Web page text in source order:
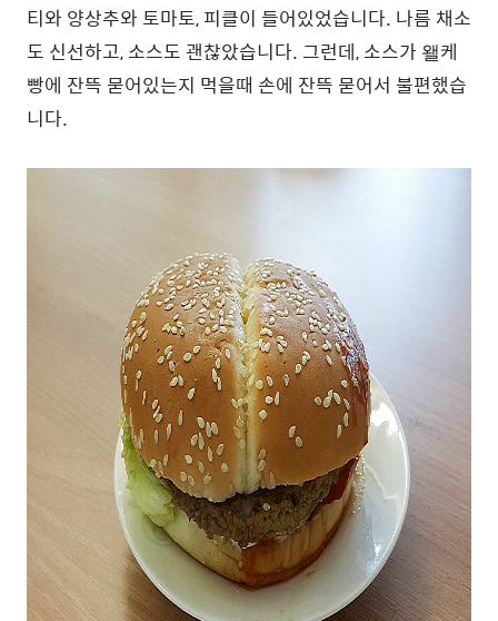
티와 양상추와 토마토, 피클이 들어있었습니다. 나름 채소
도 신선하고, 소스도 괜찮았습니다. 그런데, 소스가 왤케
빵에 잔뜩 묻어있는지 먹을때 손에 잔뜩 묻어서 불편했습
니다.